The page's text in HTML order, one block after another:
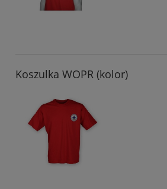
Koszulka WOPR (kolor)